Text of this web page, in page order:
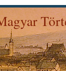
1843-ban